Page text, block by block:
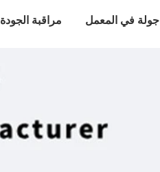
جولة في المعمل مراقبة الجودة